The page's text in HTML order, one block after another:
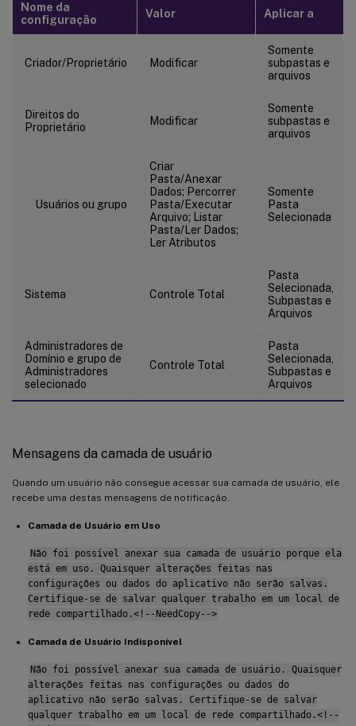
Nome da
configuração
Valor Aplicar a
Criador/Proprietário Modificar
Somente
subpastas e
arquivos
Direitos do
Proprietário
Modificar
Somente
subpastas e
arquivos
Usuários ou grupo
Criar
Pasta/Anexar
Dados; Percorrer
Pasta/Executar
Arquivo; Listar
Pasta/Ler Dados;
Ler Atributos
Somente
Pasta
Selecionada
Sistema Controle Total
Pasta
Selecionada,
Subpastas e
Arquivos
Administradores de
Domínio e grupo de
Administradores
selecionado
Controle Total
Pasta
Selecionada,
Subpastas e
Arquivos
Mensagens da camada de usuário
Quando um usuário não consegue acessar sua camada de usuário, ele
recebe uma destas mensagens de notificação.
Camada de Usuário em Uso
Não foi possível anexar sua camada de usuário porque ela
está em uso. Quaisquer alterações feitas nas
configurações ou dados do aplicativo não serão salvas.
Certifique-se de salvar qualquer trabalho em um local de
rede compartilhado.<!--NeedCopy-->
Camada de Usuário Indisponível
Não foi possível anexar sua camada de usuário. Quaisquer
alterações feitas nas configurações ou dados do
aplicativo não serão salvas. Certifique-se de salvar
qualquer trabalho em um local de rede compartilhado.<!--